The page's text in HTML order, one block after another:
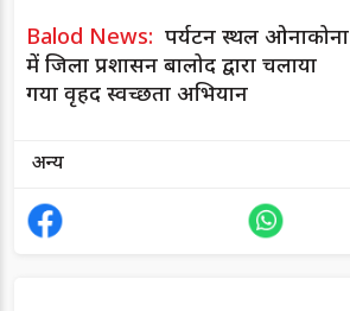
Balod News: पर्यटन स्थल ओनाकोना
में जिला प्रशासन बालोद द्वारा चलाया
गया वृहद स्वच्छता अभियान
अन्य